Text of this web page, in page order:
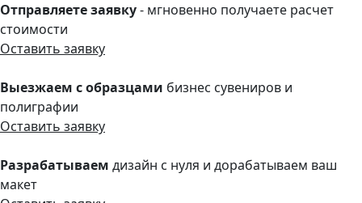
Отправляете заявку- мгновенно получаете расчет
стоимости
Оставить заявку
Выезжаем с образцами бизнес сувениров и
полиграфии
Оставить заявку
Разрабатываем дизайн с нуля и дорабатываем ваш
макет